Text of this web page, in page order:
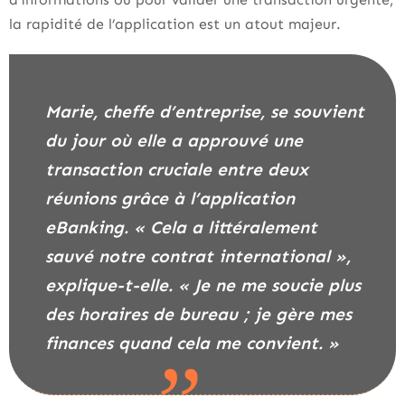
la rapidité de l’application est un atout majeur.
Marie, cheffe d’entreprise, se souvient
du jour où elle a approuvé une
transaction cruciale entre deux
réunions grâce à l’application
eBanking. « Cela a littéralement
sauvé notre contrat international »,
explique-t-elle. « Je ne me soucie plus
des horaires de bureau ; je gère mes
finances quand cela me convient. »